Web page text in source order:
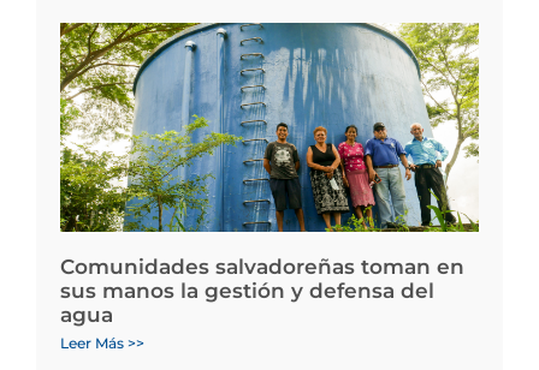
Comunidades salvadoreñas toman en
sus manos la gestión y defensa del
agua
Leer Más >>